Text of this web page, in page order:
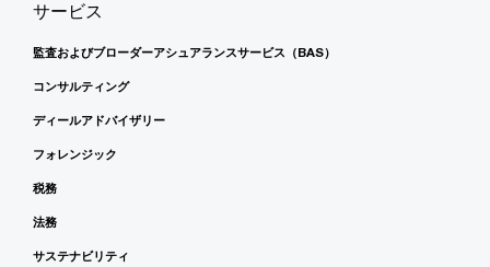
サービス
監査およびブローダーアシュアランスサービス（BAS）
コンサルティング
ディールアドバイザリー
フォレンジック
税務
法務
サステナビリティ